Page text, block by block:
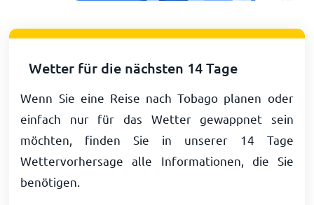
Wetter für die nächsten 14 Tage
Wenn Sie eine Reise nach Tobago planen oder
einfach nur für das Wetter gewappnet sein
möchten, finden Sie in unserer 14 Tage
Wettervorhersage alle Informationen, die Sie
benötigen.